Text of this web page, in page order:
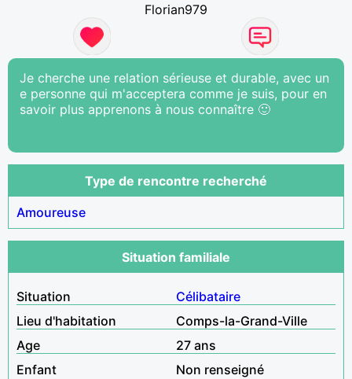
Florian979
Je cherche une relation sérieuse et durable, avec un
e personne qui m'acceptera comme je suis, pour en
savoir plus apprenons à nous connaître 🙂
Type de rencontre recherché
Amoureuse
Situation familiale
Situation
Célibataire
Lieu d'habitation
Comps-la-Grand-Ville
Age
27 ans
Enfant
Non renseigné